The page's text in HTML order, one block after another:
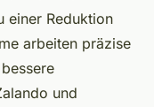
einer Reduktion
arbeiten präzise
und